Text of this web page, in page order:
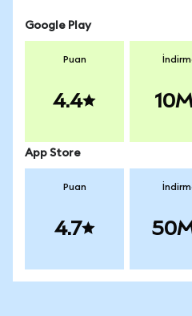
Google Play
Puan
4.4
App Store
Puan
4.7